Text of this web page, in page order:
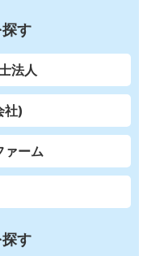
す
法人
社)
ァーム
す